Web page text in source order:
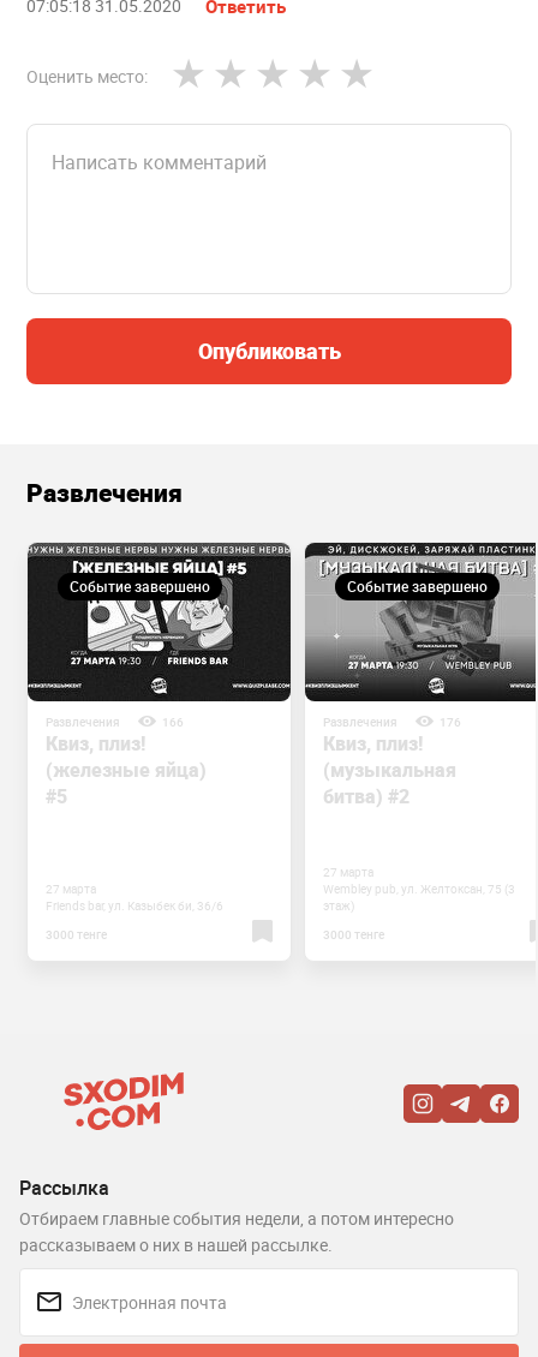
07:05:18 31.05.2020 Ответить
Оценить место:
Опубликовать
Развлечения
Событие завершено
Развлечения 166
Квиз, плиз!
(железные яйца)
#5
27 марта
Friends bar, ул. Казыбек би, 36/6
3000 тенге
Событие завершено
Развлечения 176
Квиз, плиз!
(музыкальная
битва) #2
27 марта
Wembley pub, ул. Желтоксан, 75 (3
этаж)
3000 тенге
Рассылка
Отбираем главные события недели, а потом интересно
рассказываем о них в нашей рассылке.